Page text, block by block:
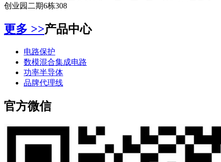
创业园二期6栋308
更多 >>产品中心
电路保护
数模混合集成电路
功率半导体
品牌代理线
官方微信